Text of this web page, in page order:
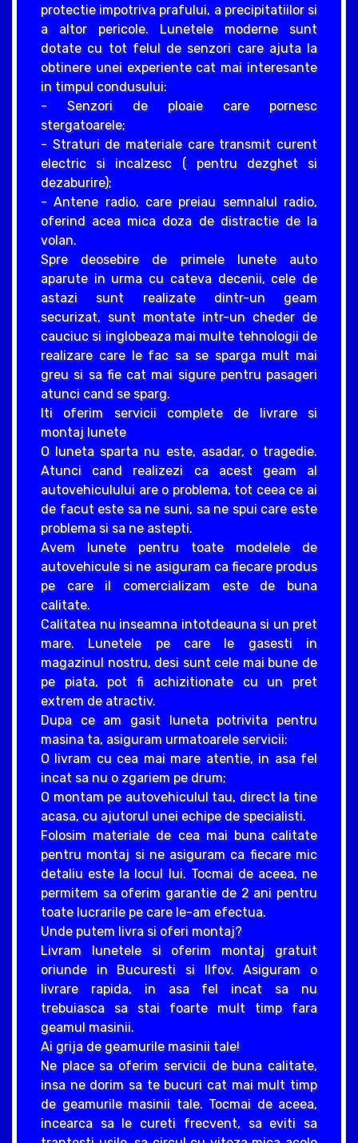
protectie impotriva prafului, a precipitatiilor si
a altor pericole. Lunetele moderne sunt
dotate cu tot felul de senzori care ajuta la
obtinere unei experiente cat mai interesante
in timpul condusului:
- Senzori de ploaie care pornesc
stergatoarele;
- Straturi de materiale care transmit curent
electric si incalzesc ( pentru dezghet si
dezaburire);
- Antene radio, care preiau semnalul radio,
oferind acea mica doza de distractie de la
volan.
Spre deosebire de primele lunete auto
aparute in urma cu cateva decenii, cele de
astazi sunt realizate dintr-un geam
securizat, sunt montate intr-un cheder de
cauciuc si inglobeaza mai multe tehnologii de
realizare care le fac sa se sparga mult mai
greu si sa fie cat mai sigure pentru pasageri
atunci cand se sparg.
Iti oferim servicii complete de livrare si
montaj lunete
O luneta sparta nu este, asadar, o tragedie.
Atunci cand realizezi ca acest geam al
autovehiculului are o problema, tot ceea ce ai
de facut este sa ne suni, sa ne spui care este
problema si sa ne astepti.
Avem lunete pentru toate modelele de
autovehicule si ne asiguram ca fiecare produs
pe care il comercializam este de buna
calitate.
Calitatea nu inseamna intotdeauna si un pret
mare. Lunetele pe care le gasesti in
magazinul nostru, desi sunt cele mai bune de
pe piata, pot fi achizitionate cu un pret
extrem de atractiv.
Dupa ce am gasit luneta potrivita pentru
masina ta, asiguram urmatoarele servicii:
O livram cu cea mai mare atentie, in asa fel
incat sa nu o zgariem pe drum;
O montam pe autovehiculul tau, direct la tine
acasa, cu ajutorul unei echipe de specialisti.
Folosim materiale de cea mai buna calitate
pentru montaj si ne asiguram ca fiecare mic
detaliu este la locul lui. Tocmai de aceea, ne
permitem sa oferim garantie de 2 ani pentru
toate lucrarile pe care le-am efectua.
Unde putem livra si oferi montaj?
Livram lunetele si oferim montaj gratuit
oriunde in Bucuresti si Ilfov. Asiguram o
livrare rapida, in asa fel incat sa nu
trebuiasca sa stai foarte mult timp fara
geamul masinii.
Ai grija de geamurile masinii tale!
Ne place sa oferim servicii de buna calitate,
insa ne dorim sa te bucuri cat mai mult timp
de geamurile masinii tale. Tocmai de aceea,
incearca sa le cureti frecvent, sa eviti sa